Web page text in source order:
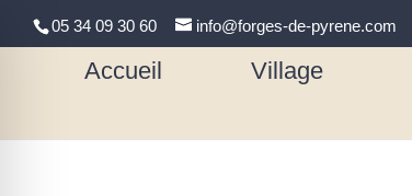
05 34 09 30 60 info@forges-de-pyrene.com
Accueil Village